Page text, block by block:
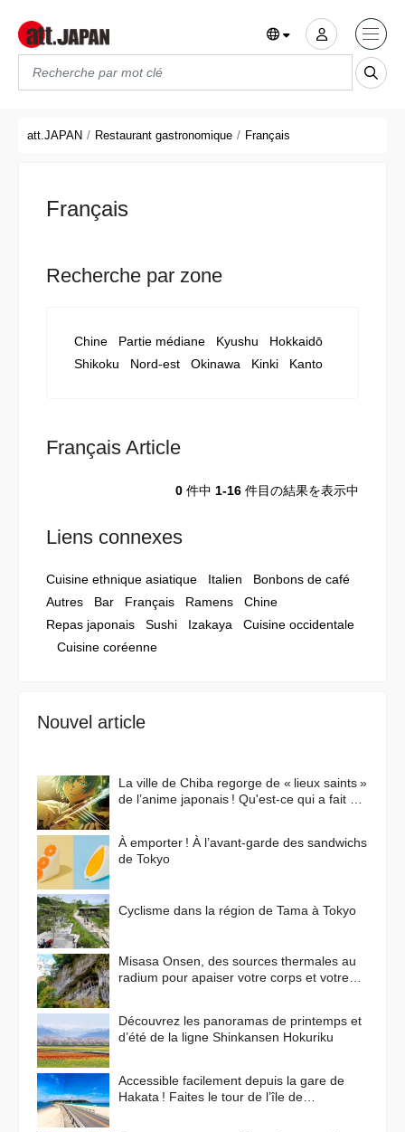
att.JAPAN Restaurant gastronomique Français
Français
Recherche par zone
Chine Partie médiane Kyushu
Hokkaidō
Shikoku
Nord-est Okinawa Kinki Kanto
Français Article
0 件中 1-16 件目の結果を表示中
Liens connexes
Cuisine ethnique asiatique Italien
Bonbons de café
Autres
Bar Français Ramens
Chine
Repas japonais
Sushi Izakaya
Cuisine occidentale
Cuisine coréenne
Nouvel article
La ville de Chiba regorge de « lieux saints »
de l’anime japonais ! Qu'est-ce qui a fait de
À emporter ! À l’avant-garde des sandwichs
de Tokyo
Cyclisme dans la région de Tama à Tokyo
Misasa Onsen, des sources thermales au
radium pour apaiser votre corps et votre
Découvrez les panoramas de printemps et
d’été de la ligne Shinkansen Hokuriku
Accessible facilement depuis la gare de
Hakata ! Faites le tour de l’île de